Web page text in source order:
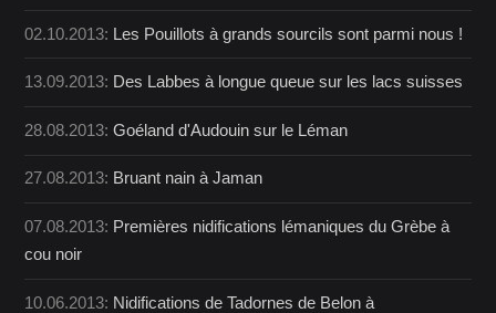
02.10.2013: Les Pouillots à grands sourcils sont parmi nous !
13.09.2013: Des Labbes à longue queue sur les lacs suisses
28.08.2013:Goéland d'Audouin sur le Léman
27.08.2013: Bruant nain à Jaman
07.08.2013: Premières nidifications lémaniques du Grèbe à
cou noir
10.06.2013: Nidifications de Tadornes de Belon à